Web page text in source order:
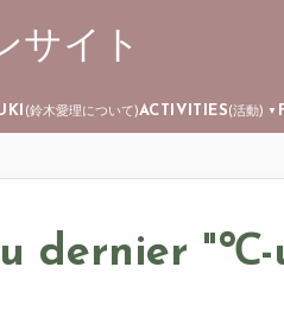
Skip to main content
サイト
(鈴木愛理について)ACTIVITIES(活動) ▼
dernier "℃-